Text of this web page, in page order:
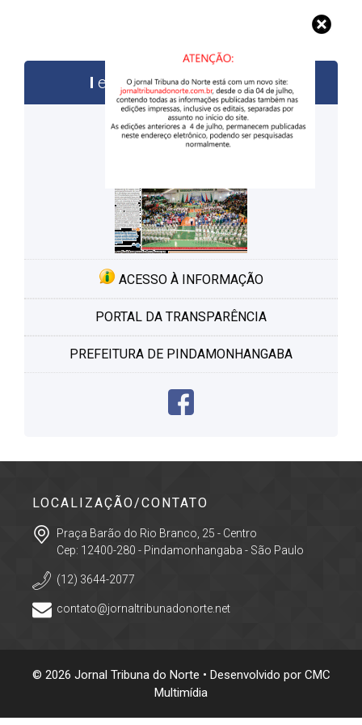
edições anteriores
ACESSO À INFORMAÇÃO
PORTAL DA TRANSPARÊNCIA
PREFEITURA DE PINDAMONHANGABA
LOCALIZAÇÃO/CONTATO
Praça Barão do Rio Branco, 25 - Centro
Cep: 12400-280 - Pindamonhangaba - São Paulo
(12) 3644-2077
contato@jornaltribunadonorte.net
© 2026 Jornal Tribuna do Norte • Desenvolvido por CMC
Multimídia